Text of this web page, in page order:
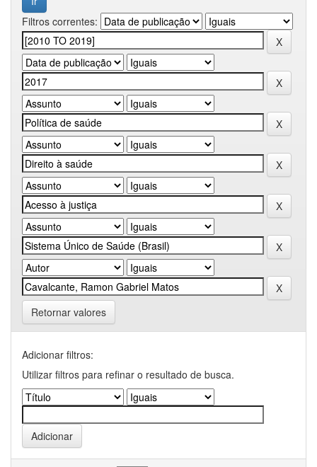
Filtros correntes:
Retornar valores
Adicionar filtros:
Utilizar filtros para refinar o resultado de busca.